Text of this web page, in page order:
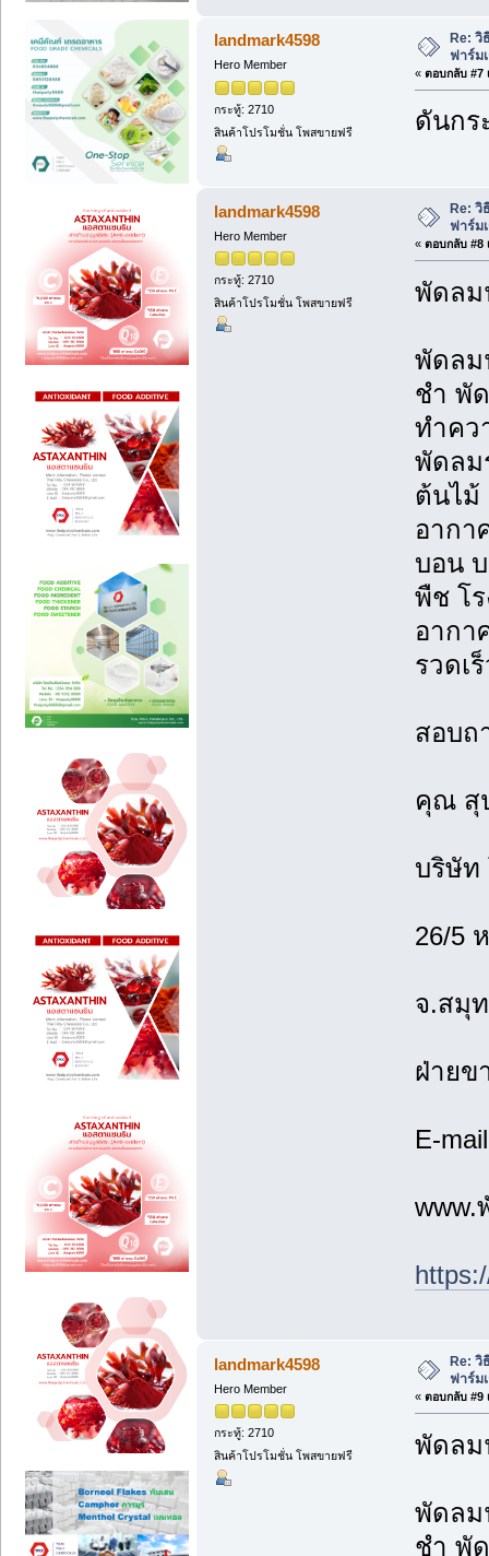
landmark4598
Hero Member
กระทู้: 2710
สินค้าโปรโมชั่น โพสขายฟรี
Re: วิ
ฟาร์ม
« ตอบกลับ #7
ดันกร
landmark4598
Hero Member
กระทู้: 2710
สินค้าโปรโมชั่น โพสขายฟรี
Re: วิ
ฟาร์ม
« ตอบกลับ #8
พัดลม
พัดลม
ชำ พั
ทำคว
พัดลม
ต้นไม้
อากา
บอน
พืช โ
อากา
รวดเ
สอบถ
คุณ สุ
บริษัท
26/5
จ.สมุ
ฝ่ายข
E-
landmark4598
Hero Member
กระทู้: 2710
สินค้าโปรโมชั่น โพสขายฟรี
Re: วิ
ฟาร์ม
« ตอบกลับ #9
พัดลม
พัดลม
ชำ พั